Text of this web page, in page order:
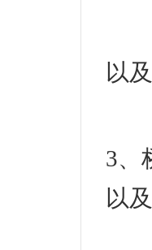
以
3、
以